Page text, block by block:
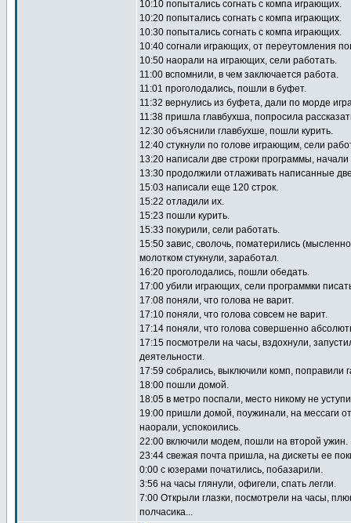
10:10 попытались согнать с компа играющих.
10:20 попытались согнать с компа играющих.
10:30 попытались согнать с компа играющих.
10:40 согнали играющих, от переутомления
10:50 наорали на играющих, сели работать.
11:00 вспомнили, в чем заключается работа.
11:01 проголодались, пошли в буфет.
11:32 вернулись из буфета, дали по морде
11:38 пришла главбухша, попросила
12:30 объяснили главбухше, пошли курить.
12:40 стукнули по голове играющим, сели
13:20 написали две строки программы,
13:30 продолжили отлаживать написанные
15:03 написали еще 120 строк.
15:22 отладили их.
15:23 пошли курить.
15:33 покурили, сели работать.
15:50 завис, сволочь, поматерились
молотком стукнули, заработал.
16:20 проголодались, пошли обедать.
17:00 убили играющих, сели программки
17:08 поняли, что голова не варит.
17:10 поняли, что голова совсем не варит.
17:14 поняли, что голова совершенно
17:15 посмотрели на часы, вздохнули,
деятельности.
17:59 собрались, выключили комп, поправили
18:00 пошли домой.
18:05 в метро поспали, место никому не
19:00 пришли домой, поужинали, на мессаги
наорали, успокоились.
22:00 включили модем, пошли на второй ужин.
23:44 свежая почта пришла, на дискеты ее
0:00 с юзерами початились, побазарили.
3:56 на часы глянули, офигели, спать легли.
7:00 Открыли глазки, посмотрели на часы,
полчасика...